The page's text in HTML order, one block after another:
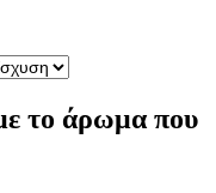
το άρωμα που